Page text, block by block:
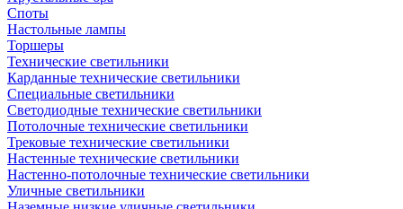
Споты
Настольные лампы
Торшеры
Технические светильники
Карданные технические светильники
Специальные светильники
Светодиодные технические светильники
Потолочные технические светильники
Трековые технические светильники
Настенные технические светильники
Настенно-потолочные технические светильники
Уличные светильники